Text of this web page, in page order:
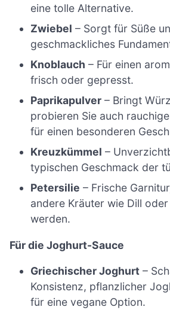
eine tolle Alternative.
Zwiebel – Sorgt für Süße
geschmackliches
Knoblauch – Für einen
frisch oder gepresst.
Paprikapulver – Bringt
probieren Sie auch
für einen besonderen
Kreuzkümmel –
typischen Geschmack der
Petersilie – Frische
andere Kräuter wie Dill
werden.
Für die Joghurt-Sauce
Griechischer Joghurt –
Konsistenz, pflanzlicher
für eine vegane Option.